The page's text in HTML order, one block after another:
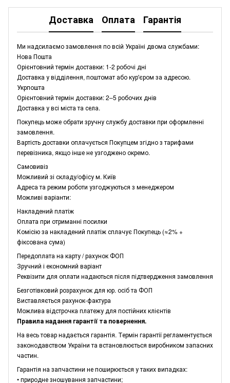
Доставка Оплата Гарантія
Ми надсилаємо замовлення по всій Україні двома службами:
Нова Пошта
Орієнтовний термін доставки: 1-2 робочі дні
Доставка у відділення, поштомат або кур'єром за адресою.
Укрпошта
Орієнтовний термін доставки: 2–5 робочих днів
Доставка у всі міста та села.
Покупець може обрати зручну службу доставки при оформленні
замовлення.
Вартість доставки оплачується Покупцем згідно з тарифами
перевізника, якщо інше не узгоджено окремо.
Самовивіз
Можливий зі складу/офісу м. Київ
Адреса та режим роботи узгоджуються з менеджером
Можливі варіанти:
Накладений платіж
Оплата при отриманні посилки
Комісію за накладений платіж сплачує Покупець (≈2% +
фіксована сума)
Передоплата на карту / рахунок ФОП
Зручний і економний варіант
Реквізити для оплати надаються після підтвердження замовлення
Безготівковий розрахунок для юр. осіб та ФОП
Виставляється рахунок-фактура
Можлива відстрочка платежу для постійних клієнтів
Правила надання гарантії та повернення.
На весь товар надається гарантія. Термін гарантії регламентується
законодавством України та встановлюється виробником запасних
частин.
Гарантія на запчастини не поширюється у таких випадках:
• природне зношування запчастини;